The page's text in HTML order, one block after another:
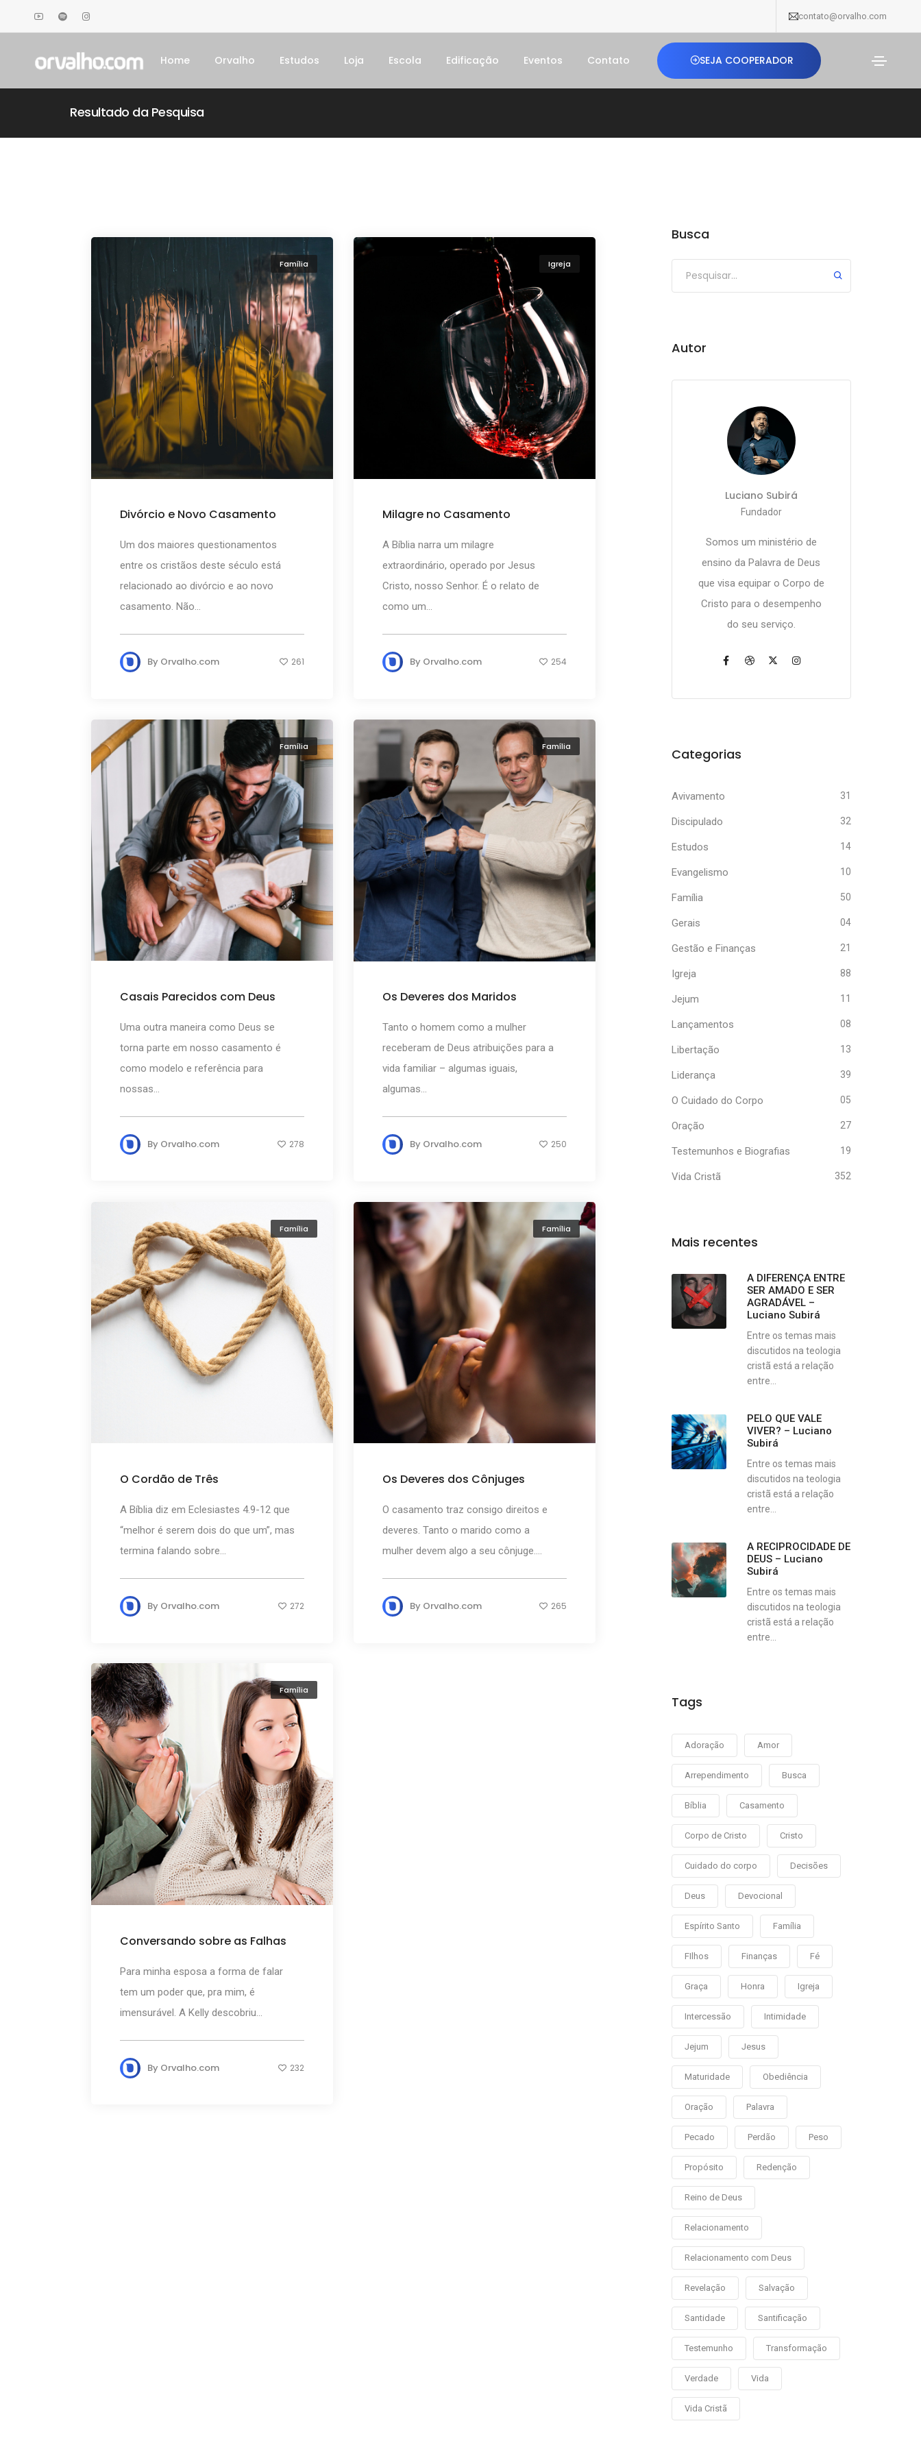
contato@orvalho.com
Home Orvalho Estudos Loja Escola Edificação Eventos Contato SEJA COOPERADOR
Resultado da Pesquisa
Família
Divórcio e Novo Casamento
Um dos maiores questionamentos
entre os cristãos deste século está
relacionado ao divórcio e ao novo
casamento. Não...
By Orvalho.com 261
Igreja
Milagre no Casamento
A Bíblia narra um milagre
extraordinário, operado por Jesus
Cristo, nosso Senhor. É o relato de
como um...
By Orvalho.com 254
Família
Casais Parecidos com Deus
Uma outra maneira como Deus se
torna parte em nosso casamento é
como modelo e referência para
nossas...
By Orvalho.com 278
Família
Os Deveres dos Maridos
Tanto o homem como a mulher
receberam de Deus atribuições para a
vida familiar – algumas iguais,
algumas...
By Orvalho.com 250
Família
O Cordão de Três
A Bíblia diz em Eclesiastes 4.9-12 que
“melhor é serem dois do que um”, mas
termina falando sobre...
By Orvalho.com 272
Família
Os Deveres dos Cônjuges
O casamento traz consigo direitos e
deveres. Tanto o marido como a
mulher devem algo a seu cônjuge....
By Orvalho.com 265
Família
Conversando sobre as Falhas
Para minha esposa a forma de falar
tem um poder que, pra mim, é
imensurável. A Kelly descobriu...
By Orvalho.com 232
Busca
Autor
Luciano Subirá
Fundador
Somos um ministério de
ensino da Palavra de Deus
que visa equipar o Corpo de
Cristo para o desempenho
do seu serviço.
Categorias
Avivamento 31
Discipulado 32
Estudos 14
Evangelismo 10
Família 50
Gerais 04
Gestão e Finanças 21
Igreja 88
Jejum 11
Lançamentos 08
Libertação 13
Liderança 39
O Cuidado do Corpo 05
Oração 27
Testemunhos e Biografias 19
Vida Cristã 352
Mais recentes
A DIFERENÇA ENTRE
SER AMADO E SER
AGRADÁVEL –
Luciano Subirá
Entre os temas mais
discutidos na teologia
cristã está a relação
entre...
PELO QUE VALE
VIVER? – Luciano
Subirá
Entre os temas mais
discutidos na teologia
cristã está a relação
entre...
A RECIPROCIDADE DE
DEUS – Luciano
Subirá
Entre os temas mais
discutidos na teologia
cristã está a relação
entre...
Tags
Adoração Amor
Arrependimento Busca
Bíblia Casamento
Corpo de Cristo Cristo
Cuidado do corpo Decisões
Deus Devocional
Espírito Santo Família
FIlhos Finanças Fé
Graça Honra Igreja
Intercessão Intimidade
Jejum Jesus
Maturidade Obediência
Oração Palavra
Pecado Perdão Peso
Propósito Redenção
Reino de Deus
Relacionamento
Relacionamento com Deus
Revelação Salvação
Santidade Santificação
Testemunho Transformação
Verdade Vida
Vida Cristã